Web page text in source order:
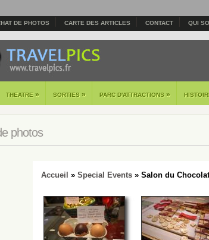
DE PHOTOS CARTE DES ARTICLES CONTACT QUI
THEATRE » SORTIES » PARC D'ATTRACTIONS »
photos
Accueil » Special Events» Salon du